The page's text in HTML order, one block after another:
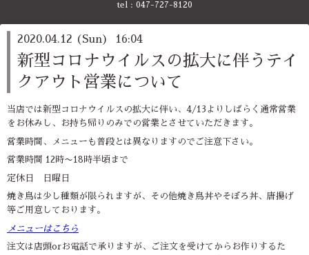
tel : 047-727-8120
2020.04.12 (Sun) 16:04
新型コロナウイルスの拡大に伴うテイ
クアウト営業について
当店では新型コロナウイルスの拡大に伴い、4/13よりしばらく通常営業
をお休みし、お持ち帰りのみでの営業とさせていただきます。
営業時間、メニューも普段とは異なりますのでご注意下さい。
営業時間 12時〜18時半頃まで
定休日 日曜日
焼き鳥は少し種類が限られますが、その他焼き鳥丼やそぼろ丼、唐揚げ
等ご用意しております。
メニューはこちら
注文は店頭orお電話で承りますが、ご注文を受けてからお作りするた